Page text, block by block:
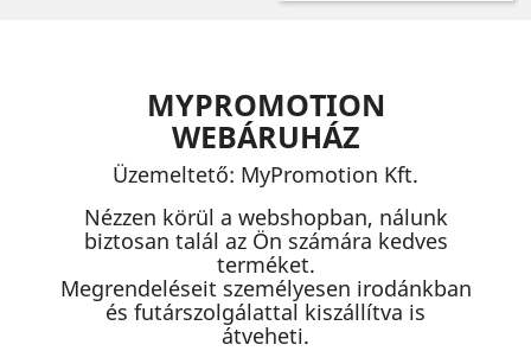
MYPROMOTION
WEBÁRUHÁZ
Üzemeltető: MyPromotion Kft.
Nézzen körül a webshopban, nálunk
biztosan talál az Ön számára kedves
terméket.
Megrendeléseit személyesen irodánkban
és futárszolgálattal kiszállítva is
átveheti.